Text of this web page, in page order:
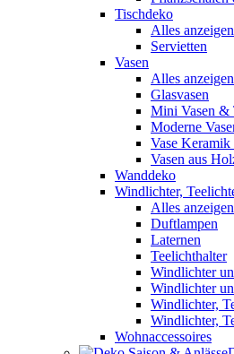
Tischdeko
Alles
Servietten
Vasen
Alles
Glasvasen
Mini Vasen &
Moderne
Vase
Vasen aus
Wanddeko
Windlichter,
Alles
Duftlampen
Laternen
Teelichthalter
Windlichter
Windlichter
Windlichter,
Windlichter,
Wohnaccessoires